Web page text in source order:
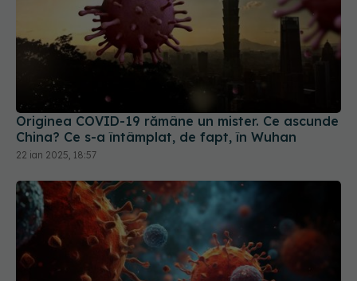
Originea COVID-19 rămâne un mister. Ce ascunde
China? Ce s-a întâmplat, de fapt, în Wuhan
22 ian 2025, 18:57